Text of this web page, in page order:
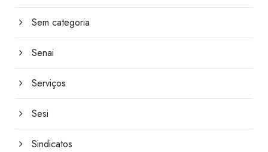
Sem categoria
Senai
Serviços
Sesi
Sindicatos